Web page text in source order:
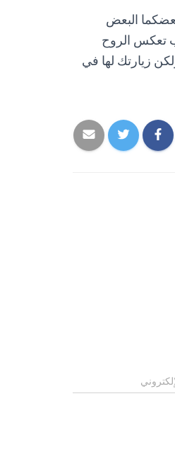
البعض
تعكس الروح
زيارتك لها في